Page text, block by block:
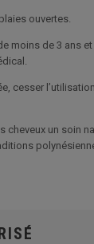
ouvertes.
moins de 3 ans
cesser
cheveux un soin